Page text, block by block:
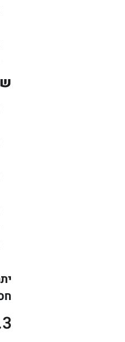
3. חיבור באמצעות אוזניות RF (תדר רדיו)